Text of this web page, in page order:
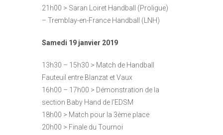
21h00 > Saran Loiret Handball (Proligue)
– Tremblay-en-France Handball (LNH)
Samedi 19 janvier 2019
13h30 – 15h30 > Match de Handball
Fauteuil entre Blanzat et Vaux
16h00 – 17h00 > Démonstration de la
section Baby Hand de l’EDSM
18h00 > Match pour la 3ème place
20h00 > Finale du Tournoi